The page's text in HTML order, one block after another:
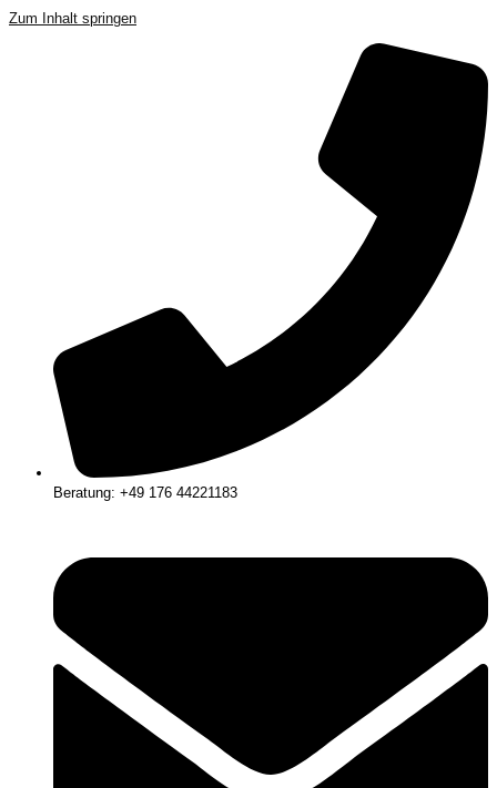
Zum Inhalt springen
Beratung: +49 176 44221183